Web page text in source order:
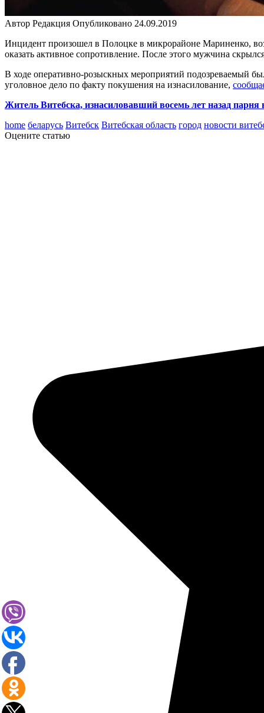
Автор Редакция Опубликовано 24.09.2019
Инцидент произошел в Полоцке в микрорайоне Мариненко,
оказать активное сопротивление. После этого мужчина
В ходе оперативно-розыскных мероприятий подозреваемый
уголовное дело по факту покушения на изнасилование,
Житель Витебска, изнасиловавший восемь лет назад
home беларусь Витебск Витебская область город новости
Оцените статью